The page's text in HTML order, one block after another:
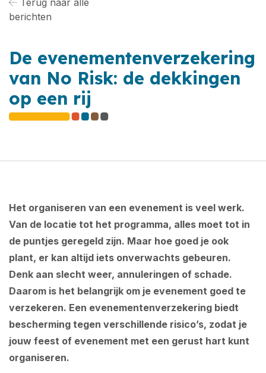
Terug naar alle
berichten
De evenementenverzekering
van No Risk: de dekkingen
op een rij
Het organiseren van een evenement is veel werk.
Van de locatie tot het programma, alles moet tot in
de puntjes geregeld zijn. Maar hoe goed je ook
plant, er kan altijd iets onverwachts gebeuren.
Denk aan slecht weer, annuleringen of schade.
Daarom is het belangrijk om je evenement goed te
verzekeren. Een evenementenverzekering biedt
bescherming tegen verschillende risico’s, zodat je
jouw feest of evenement met een gerust hart kunt
organiseren.